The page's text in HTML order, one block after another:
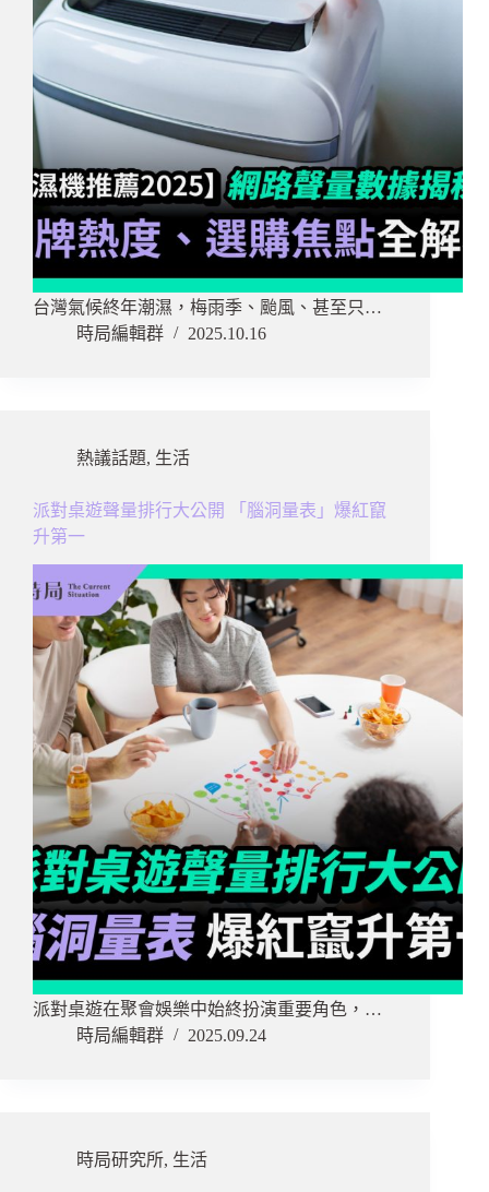
台灣氣候終年潮濕，梅雨季、颱風、甚至只…
時局編輯群
2025.10.16
熱議話題, 生活
派對桌遊聲量排行大公開 「腦洞量表」爆紅竄
升第一
派對桌遊在聚會娛樂中始終扮演重要角色，…
時局編輯群
2025.09.24
時局研究所, 生活